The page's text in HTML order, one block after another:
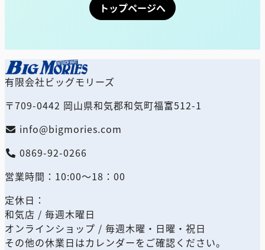
トップページへ
有限会社ビッグモリーズ
〒709-0442 岡山県和気郡和気町福富512-1
info@bigmories.com
0869-92-0266
営業時間：10:00～18：00
定休日：
和気店 / 毎週木曜日
オンラインショップ / 毎週木曜・日曜・祝日
その他の休業日はカレンダーをご確認ください。